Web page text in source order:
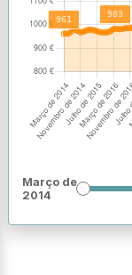
Março de
2014